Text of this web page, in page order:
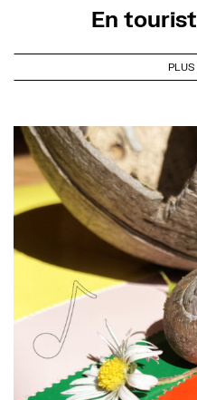
En
PLUS